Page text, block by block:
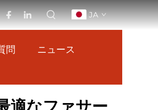
JA
問
ニュース